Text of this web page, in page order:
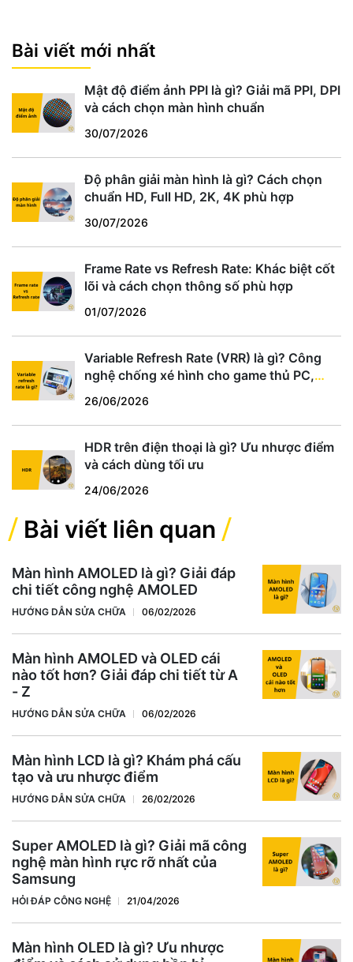
Bài viết mới nhất
Mật độ điểm ảnh PPI là gì? Giải mã PPI, DPI
và cách chọn màn hình chuẩn
30/07/2026
Độ phân giải màn hình là gì? Cách chọn
chuẩn HD, Full HD, 2K, 4K phù hợp
30/07/2026
Frame Rate vs Refresh Rate: Khác biệt cốt
lõi và cách chọn thông số phù hợp
01/07/2026
Variable Refresh Rate (VRR) là gì? Công
nghệ chống xé hình cho game thủ PC,
26/06/2026
HDR trên điện thoại là gì? Ưu nhược điểm
và cách dùng tối ưu
24/06/2026
Bài viết liên quan
Màn hình AMOLED là gì? Giải đáp
chi tiết công nghệ AMOLED
HƯỚNG DẪN SỬA CHỮA 06/02/2026
Màn hình AMOLED và OLED cái
nào tốt hơn? Giải đáp chi tiết từ A
- Z
HƯỚNG DẪN SỬA CHỮA 06/02/2026
Màn hình LCD là gì? Khám phá cấu
tạo và ưu nhược điểm
HƯỚNG DẪN SỬA CHỮA 26/02/2026
Super AMOLED là gì? Giải mã công
nghệ màn hình rực rỡ nhất của
Samsung
HỎI ĐÁP CÔNG NGHỆ 21/04/2026
Màn hình OLED là gì? Ưu nhược